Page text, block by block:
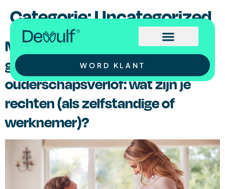
WORD KLANT
Categorie:Uncategorized
Moederschapsverlof,
geboorteverlof en
ouderschapsverlof: wat zijn je
rechten (als zelfstandige of
werknemer)?